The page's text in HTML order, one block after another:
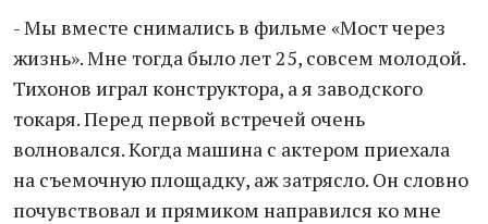
- Мы вместе снимались в фильме «Мост через
жизнь». Мне тогда было лет 25, совсем молодой.
Тихонов играл конструктора, а я заводского
токаря. Перед первой встречей очень
волновался. Когда машина с актером приехала
на съемочную площадку, аж затрясло. Он словно
почувствовал и прямиком направился ко мне